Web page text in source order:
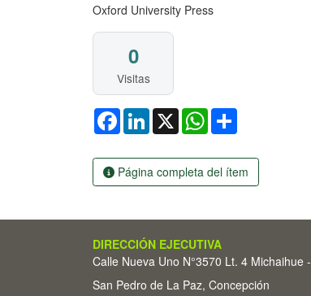
Oxford University Press
0
Visitas
FacebookLinkedIn
X WhatsApp
Página completa del ítem
DIRECCIÓN EJECUTIVA
Calle Nueva Uno N°3570 Lt. 4 Michaihue -
San Pedro de La Paz, Concepción